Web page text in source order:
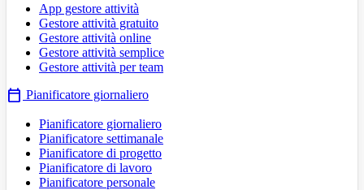
App gestore attività
Gestore attività gratuito
Gestore attività online
Gestore attività semplice
Gestore attività per team
calendar_today Pianificatore giornaliero
Pianificatore giornaliero
Pianificatore settimanale
Pianificatore di progetto
Pianificatore di lavoro
Pianificatore personale